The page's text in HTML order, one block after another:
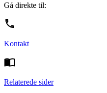
Gå direkte til:
Kontakt
Relaterede sider